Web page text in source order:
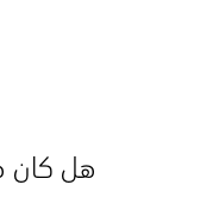
هل كان